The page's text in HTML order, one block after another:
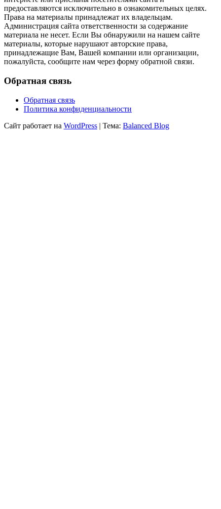
предоставляются исключительно в ознакомительных целях.
Права на материалы принадлежат их владельцам.
Администрация сайта ответственности за содержание
материала не несет. Если Вы обнаружили на нашем сайте
материалы, которые нарушают авторские права,
принадлежащие Вам, Вашей компании или организации,
пожалуйста, сообщите нам через форму обратной связи.
Обратная связь
Обратная связь
Политика конфиденциальности
Сайт работает на WordPress | Тема: Balanced Blog